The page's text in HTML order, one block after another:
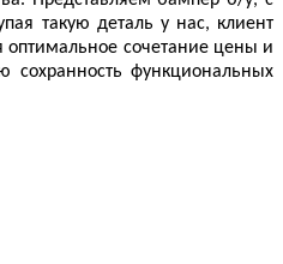
такую деталь у нас, клиент
оптимальное сочетание цены и
сохранность функциональных